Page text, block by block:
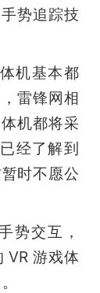
势追踪技
机基本都
雷锋网相
机都将采
经了解到
时不愿公
势交互，
VR 游戏体